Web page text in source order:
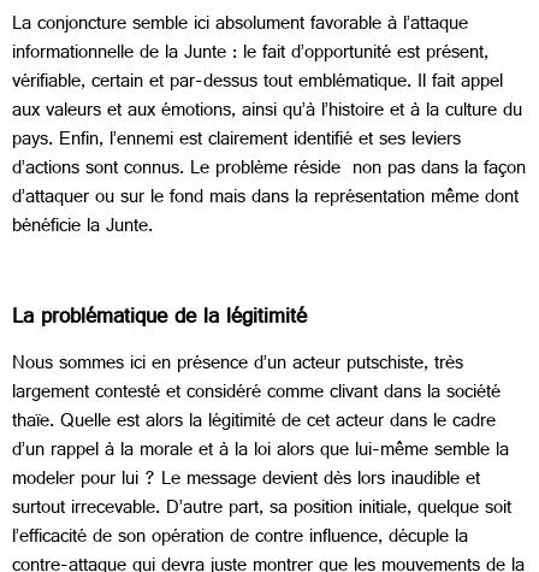
La conjoncture semble ici absolument favorable à l’attaque
informationnelle de la Junte : le fait d’opportunité est présent,
vérifiable, certain et par-dessus tout emblématique. Il fait appel
aux valeurs et aux émotions, ainsi qu’à l’histoire et à la culture du
pays. Enfin, l’ennemi est clairement identifié et ses leviers
d’actions sont connus. Le problème réside non pas dans la façon
d’attaquer ou sur le fond mais dans la représentation même dont
bénéficie la Junte.
La problématique de la légitimité
Nous sommes ici en présence d’un acteur putschiste, très
largement contesté et considéré comme clivant dans la société
thaïe. Quelle est alors la légitimité de cet acteur dans le cadre
d’un rappel à la morale et à la loi alors que lui-même semble la
modeler pour lui ? Le message devient dès lors inaudible et
surtout irrecevable. D’autre part, sa position initiale, quelque soit
l’efficacité de son opération de contre influence, décuple la